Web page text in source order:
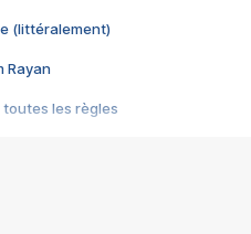
(littéralement)
Rayan
toutes les règles